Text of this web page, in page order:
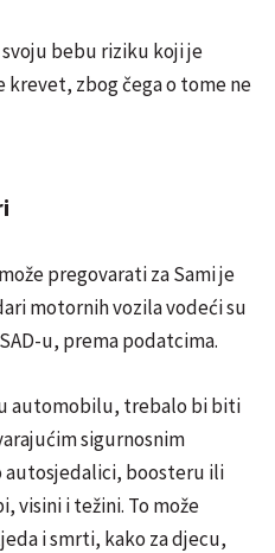
bebu riziku koji je
zbog čega o tome ne
pregovarati za Sami je
motornih vozila vodeći su
u, prema podatcima.
automobilu, trebalo bi biti
sigurnosnim
autosjedalici, boosteru ili
visini i težini. To može
i smrti, kako za djecu,